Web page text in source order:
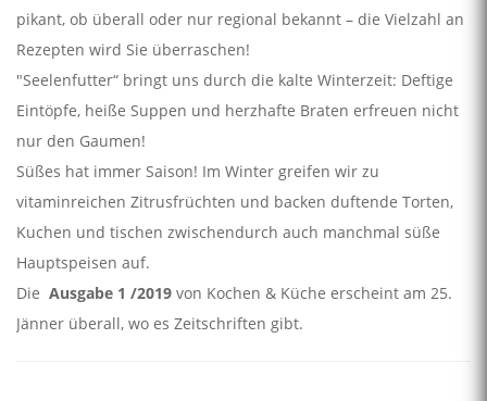
pikant, ob überall oder nur regional bekannt – die Vielzahl an
Rezepten wird Sie überraschen!
"Seelenfutter“ bringt uns durch die kalte Winterzeit: Deftige
Eintöpfe, heiße Suppen und herzhafte Braten erfreuen nicht
nur den Gaumen!
Süßes hat immer Saison! Im Winter greifen wir zu
vitaminreichen Zitrusfrüchten und backen duftende Torten,
Kuchen und tischen zwischendurch auch manchmal süße
Hauptspeisen auf.
Die Ausgabe 1 /2019 von Kochen & Küche erscheint am 25.
Jänner überall, wo es Zeitschriften gibt.